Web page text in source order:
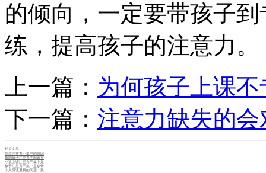
的倾向，一定要带孩子
练，提高孩子的注意力。
上一篇： 为何孩子上课
下一篇： 注意力缺失的
相关文章
导致注意力不集中的原因
影响孩子注意力的因素有
小孩上课注意力不集中是
孩子注意力不集中是缺锌
大人应该重视的问题：孩